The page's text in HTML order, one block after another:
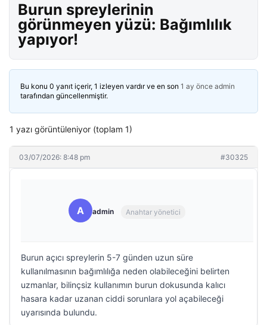
Burun spreylerinin
görünmeyen yüzü: Bağımlılık
yapıyor!
Bu konu 0 yanıt içerir, 1 izleyen vardır ve en son 1 ay önce admin
tarafından güncellenmiştir.
1 yazı görüntüleniyor (toplam 1)
03/07/2026: 8:48 pm #30325
A admin Anahtar yönetici
Burun açıcı spreylerin 5-7 günden uzun süre
kullanılmasının bağımlılığa neden olabileceğini belirten
uzmanlar, bilinçsiz kullanımın burun dokusunda kalıcı
hasara kadar uzanan ciddi sorunlara yol açabileceği
uyarısında bulundu.